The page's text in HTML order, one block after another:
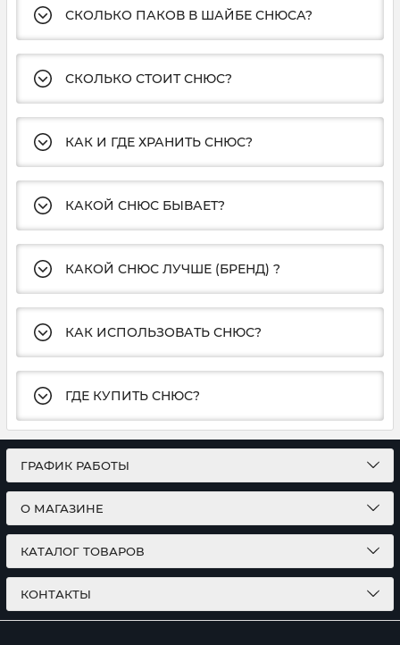
СКОЛЬКО ПАКОВ В ШАЙБЕ СНЮСА?
СКОЛЬКО СТОИТ СНЮС?
КАК И ГДЕ ХРАНИТЬ СНЮС?
КАКОЙ СНЮС БЫВАЕТ?
КАКОЙ СНЮС ЛУЧШЕ (БРЕНД) ?
КАК ИСПОЛЬЗОВАТЬ СНЮС?
ГДЕ КУПИТЬ СНЮС?
ГРАФИК РАБОТЫ
О МАГАЗИНЕ
КАТАЛОГ ТОВАРОВ
КОНТАКТЫ